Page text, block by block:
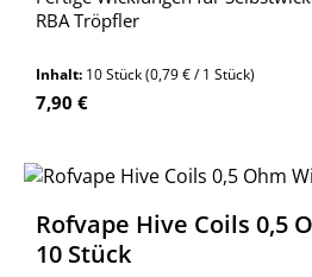
RBA Tröpfler
Inhalt: 10 Stück(0,79 € / 1 Stück)
Regulärer Preis:
7,90 €
Rofvape Hive Coils 0,5
10 Stück